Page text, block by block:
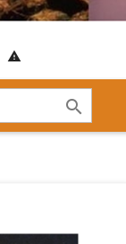
report_problem
